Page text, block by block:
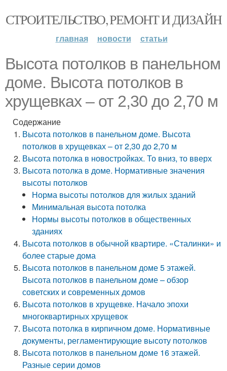
СТРОИТЕЛЬСТВО, РЕМОНТ И ДИЗАЙН
главная новости статьи
Высота потолков в панельном
доме. Высота потолков в
хрущевках – от 2,30 до 2,70 м
Содержание
Высота потолков в панельном доме. Высота
потолков в хрущевках – от 2,30 до 2,70 м
Высота потолка в новостройках. То вниз, то вверх
Высота потолка в доме. Нормативные значения
высоты потолков
Норма высоты потолков для жилых зданий
Минимальная высота потолка
Нормы высоты потолков в общественных
зданиях
Высота потолков в обычной квартире. «Сталинки» и
более старые дома
Высота потолков в панельном доме 5 этажей.
Высота потолков в панельном доме – обзор
советских и современных домов
Высота потолков в хрущевке. Начало эпохи
многоквартирных хрущевок
Высота потолка в кирпичном доме. Нормативные
документы, регламентирующие высоту потолков
Высота потолков в панельном доме 16 этажей.
Разные серии домов